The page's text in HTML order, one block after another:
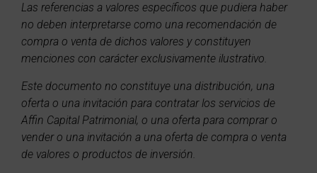
Las referencias a valores específicos que pudiera haber
no deben interpretarse como una recomendación de
compra o venta de dichos valores y constituyen
menciones con carácter exclusivamente ilustrativo.
Este documento no constituye una distribución, una
oferta o una invitación para contratar los servicios de
Affin Capital Patrimonial, o una oferta para comprar o
vender o una invitación a una oferta de compra o venta
de valores o productos de inversión.